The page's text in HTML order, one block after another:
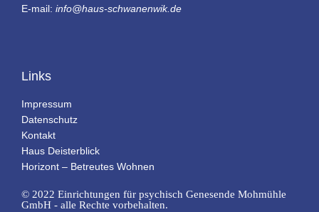
E-mail: info@haus-schwanenwik.de
Links
Impressum
Datenschutz
Kontakt
Haus Deisterblick
Horizont – Betreutes Wohnen
© 2022 Einrichtungen für psychisch Genesende Mohmühle
GmbH - alle Rechte vorbehalten.